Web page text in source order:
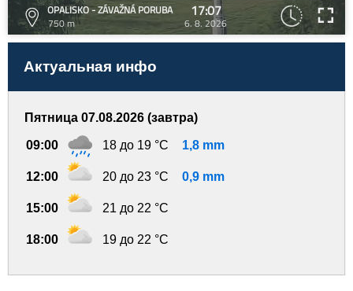
OPALISKO - ZÁVAŽNÁ PORUBA
750 m
17:07
6. 8. 2026
Актуальная инфо
Пятница 07.08.2026 (завтра)
09:00 18 до 19 °C 1,8 mm
12:00 20 до 23 °C 0,9 mm
15:00 21 до 22 °C
18:00 19 до 22 °C